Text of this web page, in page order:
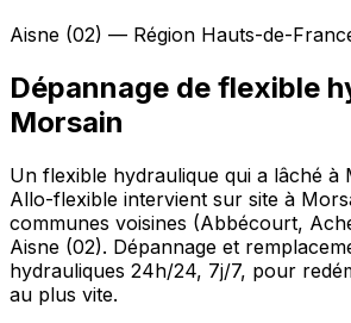
Aisne (02) — Région Hauts-de-
Dépannage de flexible
Morsain
Un flexible hydraulique qui a lâché à
Allo-flexible intervient sur site à
communes voisines (Abbécourt,
Aisne (02). Dépannage et
hydrauliques 24h/24, 7j/7, pour
au plus vite.